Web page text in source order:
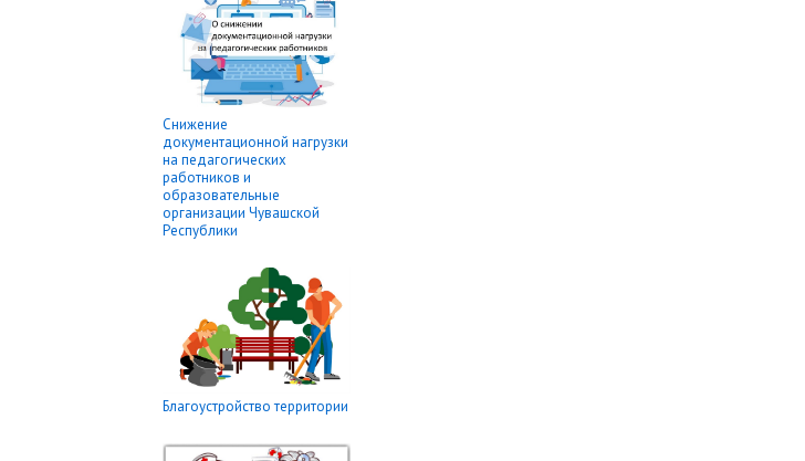
Снижение
документационной нагрузки
на педагогических
работников и
образовательные
организации Чувашской
Республики
Благоустройство территории